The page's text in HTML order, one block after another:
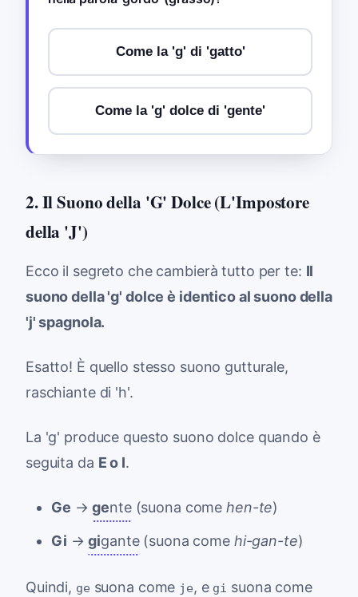
Come la 'g' di 'gatto'
Come la 'g' dolce di 'gente'
2. Il Suono della 'G' Dolce (L'Impostore
della 'J')
Ecco il segreto che cambierà tutto per te: Il
suono della 'g' dolce è identico al suono della
'j' spagnola.
Esatto! È quello stesso suono gutturale,
raschiante di 'h'.
La 'g' produce questo suono dolce quando è
seguita da E o I.
Ge →gente(suona comehen-te)
Gi →gigante(suona come hi-gan-te)
Quindi, ge suona come je, e gi suona come